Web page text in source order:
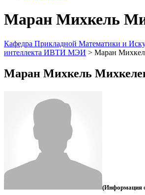
Маран Михкель
Кафедра Прикладной Математики и
интеллекта ИВТИ МЭИ > Маран
Маран Михкель
(Информация